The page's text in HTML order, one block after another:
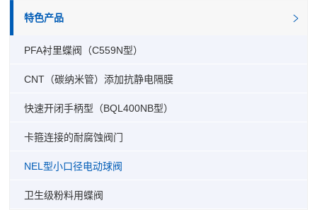
特色产品
PFA衬里蝶阀（C559N型）
CNT（碳纳米管）添加抗静电隔膜
快速开闭手柄型（BQL400NB型）
卡箍连接的耐腐蚀阀门
NEL型小口径电动球阀
卫生级粉料用蝶阀